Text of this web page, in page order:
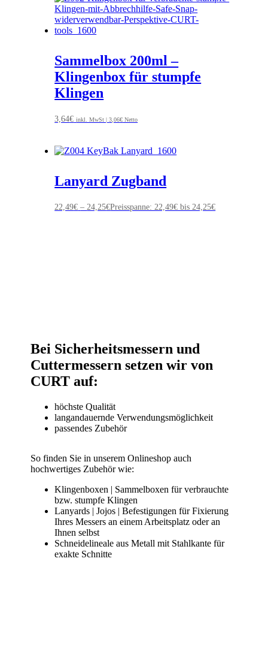
Sammelbox 200ml –
Klingenbox für stumpfe
Klingen
3,64€ inkl. MwSt |3,06€ Netto
Lanyard Zugband
22,49€ –24,25€Preisspanne: 22,49€ bis 24,25€
Bei Sicherheitsmessern und
Cuttermessern setzen wir von
CURT auf:
höchste Qualität
langandauernde Verwendungsmöglichkeit
passendes Zubehör
So finden Sie in unserem Onlineshop auch
hochwertiges Zubehör wie:
Klingenboxen | Sammelboxen für verbrauchte
bzw. stumpfe Klingen
Lanyards | Jojos | Befestigungen für Fixierung
Ihres Messers an einem Arbeitsplatz oder an
Ihnen selbst
Schneidelineale aus Metall mit Stahlkante für
exakte Schnitte